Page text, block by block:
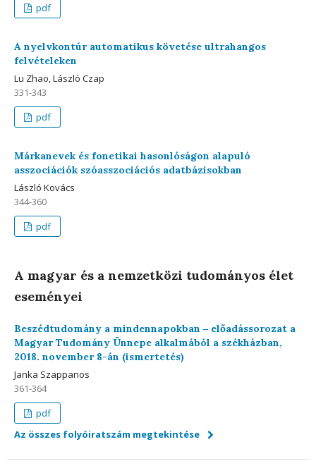
pdf
A nyelvkontúr automatikus követése ultrahangos
felvételeken
Lu Zhao, László Czap
331-343
pdf
Márkanevek és fonetikai hasonlóságon alapuló
asszociációk szóasszociációs adatbázisokban
László Kovács
344-360
pdf
A magyar és a nemzetközi tudományos élet
eseményei
Beszédtudomány a mindennapokban ‒ előadássorozat a
Magyar Tudomány Ünnepe alkalmából a székházban,
2018. november 8-án (ismertetés)
Janka Szappanos
361-364
pdf
Az összes folyóiratszám megtekintése